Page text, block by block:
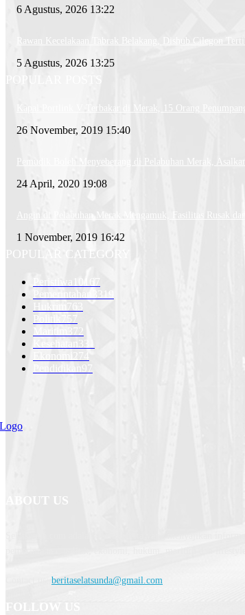
6 Agustus, 2026 13:22
Rawan Kecelakaan Tabrak Belakang, Dishub Cilegon
5 Agustus, 2026 13:25
POPULAR POSTS
Kapal Portlink V Terbakar di Merak, 15 Orang
26 November, 2019 15:40
Pemudik Boleh Menyeberang di Pelabuhan Merak,
24 April, 2020 19:08
Angin di Pelabuhan Merak Mengamuk, Fasilitas Rusak
1 November, 2019 16:42
POPULAR CATEGORY
Peristiwa
10167
763
Politik
757
Maritim
372
Kesehatan
331
274
Pendidikan 97
ABOUT US
beritaselatsunda@gmail.com